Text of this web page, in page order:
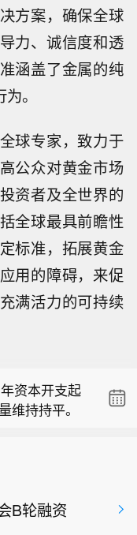
方案，确保全球
力、诚信度和透
涵盖了金属的纯
。
球专家，致力于
公众对黄金市场
资者及全世界的
全球最具前瞻性
标准，拓展黄金
用的障碍，来促
满活力的可持续
资本开支起
维持持平。
。
受了提交至
资本开支起
维持持平。
B轮融资